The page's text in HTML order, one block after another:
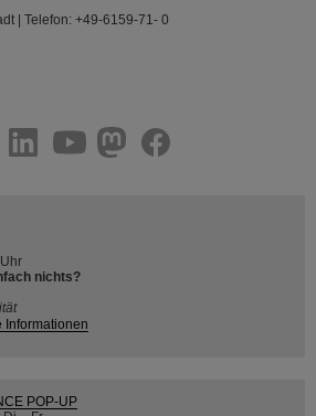
| Telefon: +49-6159-71- 0
facebook
nichts?
Informationen
POP-UP